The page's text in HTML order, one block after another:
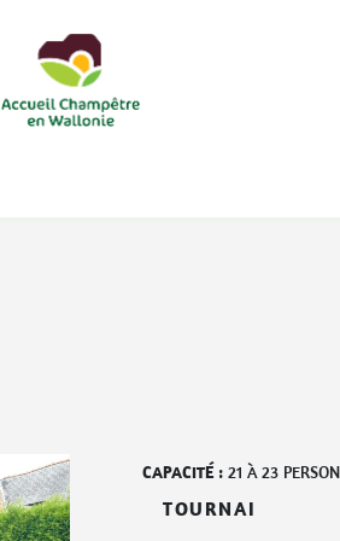
CAPACITÉ : 21 À23
TOURNAI